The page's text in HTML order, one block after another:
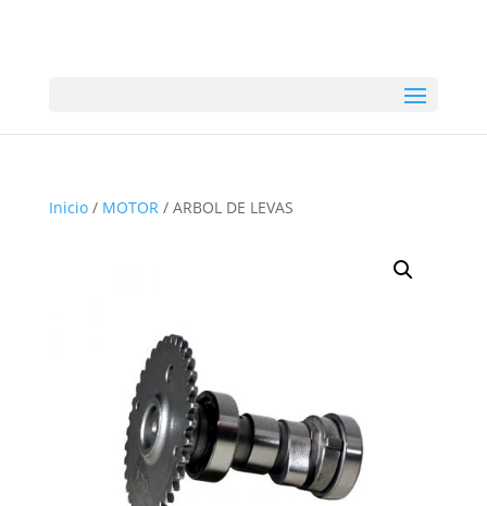
Inicio/ MOTOR/ ARBOL DE LEVAS